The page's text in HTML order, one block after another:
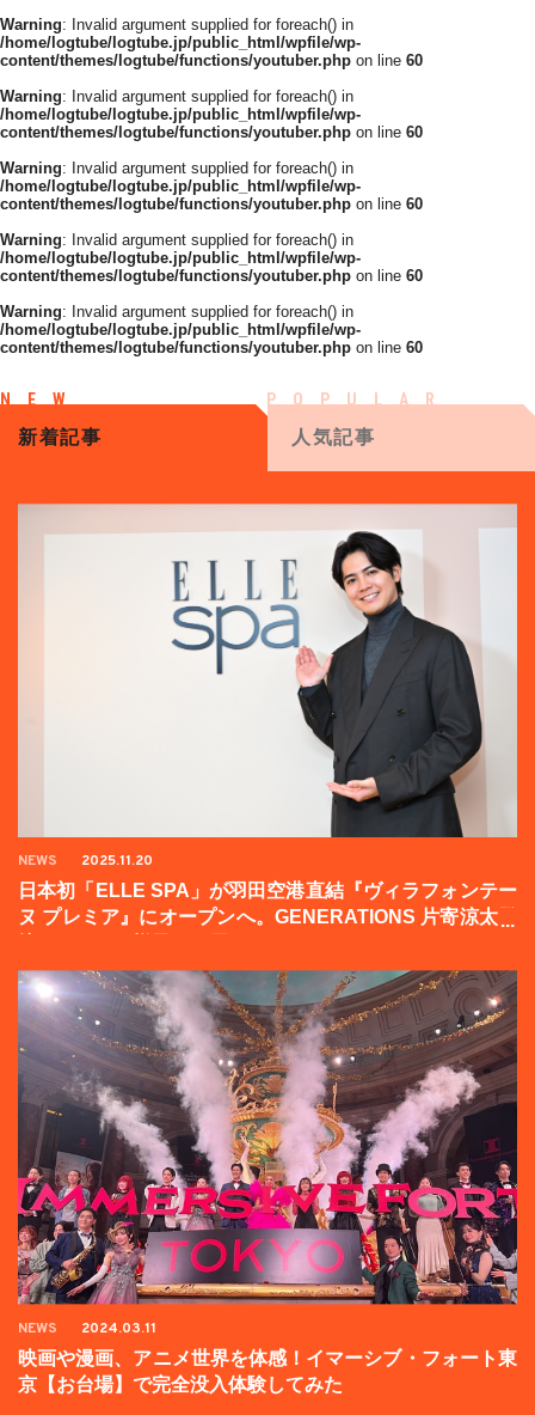
Warning: Invalid argument supplied for foreach() in
/home/logtube/logtube.jp/public_html/wpfile/wp-
content/themes/logtube/functions/youtuber.php on line 60
Warning: Invalid argument supplied for foreach() in
/home/logtube/logtube.jp/public_html/wpfile/wp-
content/themes/logtube/functions/youtuber.php on line 60
Warning: Invalid argument supplied for foreach() in
/home/logtube/logtube.jp/public_html/wpfile/wp-
content/themes/logtube/functions/youtuber.php on line 60
Warning: Invalid argument supplied for foreach() in
/home/logtube/logtube.jp/public_html/wpfile/wp-
content/themes/logtube/functions/youtuber.php on line 60
Warning: Invalid argument supplied for foreach() in
/home/logtube/logtube.jp/public_html/wpfile/wp-
content/themes/logtube/functions/youtuber.php on line 60
新着記事 人気記事
NEWS 2025.11.20
日本初「ELLE SPA」が羽田空港直結『ヴィラフォンテー
ヌ プレミア』にオープンへ。GENERATIONS 片寄涼太登
NEWS 2024.03.11
映画や漫画、アニメ世界を体感！イマーシブ・フォート東
京【お台場】で完全没入体験してみた